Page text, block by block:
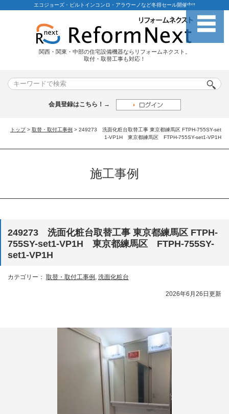
エコジョーズ・ビルトインコンロ・アラウーノなど冬得セール開催中!!
関西・関東・中部の住宅設備機器ならリフォームネクスト。
取付・取替工事も対応！
会員登録はこちら！→
トップ > 取替・取付工事例 > 249273 洗面化粧台取替工事 東京都練馬区 FTPH-755SY-set
1-VP1H 東京都練馬区 FTPH-755SY-set1-VP1H
施工事例
249273 洗面化粧台取替工事 東京都練馬区 FTPH-
755SY-set1-VP1H 東京都練馬区 FTPH-755SY-
set1-VP1H
カテゴリー： 取替・取付工事例 , 洗面化粧台
2026年6月26日更新